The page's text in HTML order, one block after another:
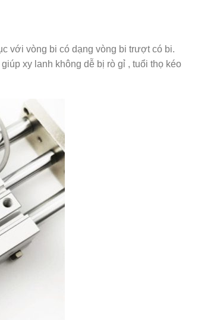
với vòng bi có dạng vòng bi trượt có bi.
xy lanh không dễ bị rò gỉ , tuổi thọ kéo